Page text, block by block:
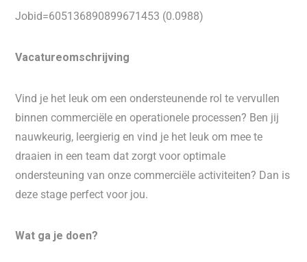
Jobid=605136890899671453 (0.0988)
Vacatureomschrijving
Vind je het leuk om een ondersteunende rol te vervullen
binnen commerciële en operationele processen? Ben jij
nauwkeurig, leergierig en vind je het leuk om mee te
draaien in een team dat zorgt voor optimale
ondersteuning van onze commerciële activiteiten? Dan is
deze stage perfect voor jou.
Wat ga je doen?